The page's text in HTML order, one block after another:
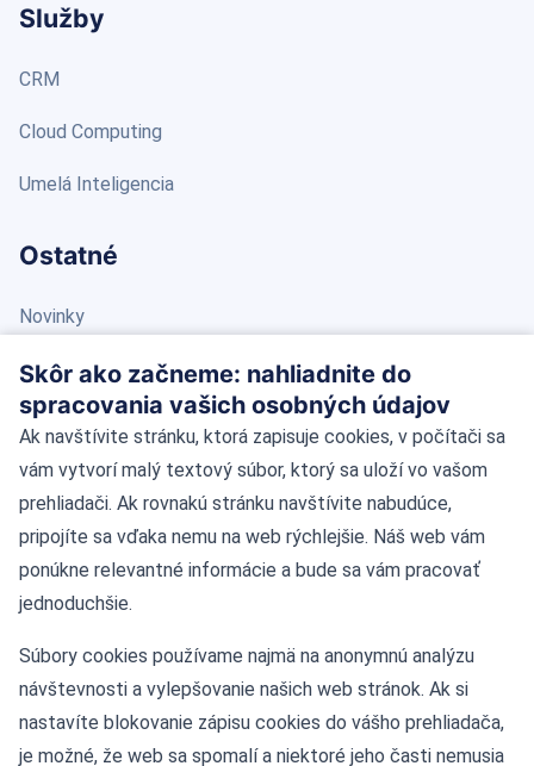
Služby
CRM
Cloud Computing
Umelá Inteligencia
Ostatné
Novinky
Blog
Kontakt
Kontaktné údaje
Námestie Slobody 11, 81106 Bratislava
Tel: +421-2-55424622
Mobil: 0908 036 873
Skôr ako začneme: nahliadnite do
spracovania vašich osobných údajov
Ak navštívite stránku, ktorá zapisuje cookies, v počítači sa
vám vytvorí malý textový súbor, ktorý sa uloží vo vašom
prehliadači. Ak rovnakú stránku navštívite nabudúce,
pripojíte sa vďaka nemu na web rýchlejšie. Náš web vám
ponúkne relevantné informácie a bude sa vám pracovať
jednoduchšie.
Súbory cookies používame najmä na anonymnú analýzu
návštevnosti a vylepšovanie našich web stránok. Ak si
nastavíte blokovanie zápisu cookies do vášho prehliadača,
je možné, že web sa spomalí a niektoré jeho časti nemusia